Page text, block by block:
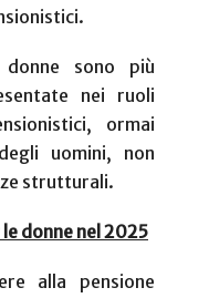
sono più
nei ruoli
ormai
uomini, non
strutturali.
donne nel 2025
alla pensione